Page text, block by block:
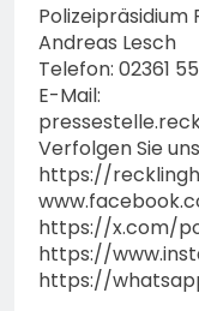
Polizeipräsidium
Andreas Lesch
Telefon: 02361 55
E-Mail:
Verfolgen Sie
https://
https://x.com/
https://
https://